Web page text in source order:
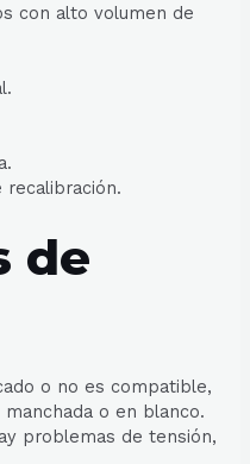
con alto volumen de
recalibración.
de
o no es compatible,
o en blanco.
problemas de tensión,